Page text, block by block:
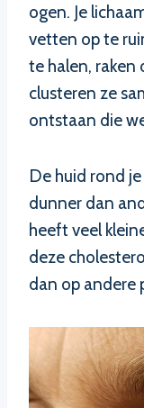
ogen. Je
vetten op te
te halen, raken
clusteren ze
ontstaan die
De huid rond
dunner dan
heeft veel
deze
dan op andere